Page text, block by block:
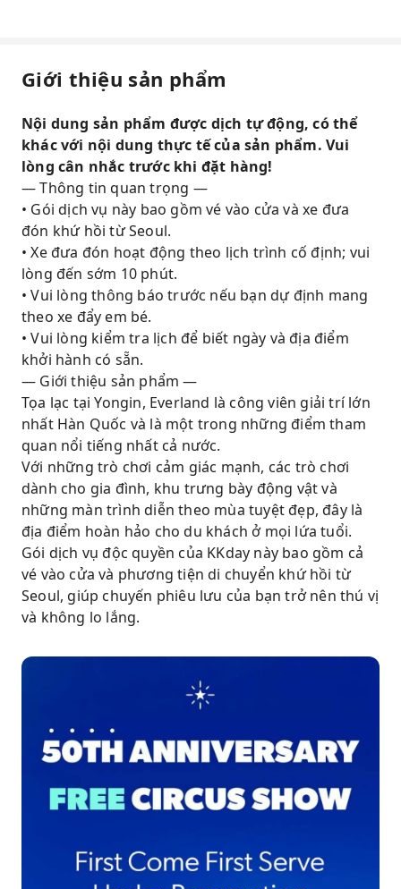
Giới thiệu sản phẩm
Nội dung sản phẩm được dịch tự động, có thể
khác với nội dung thực tế của sản phẩm. Vui
lòng cân nhắc trước khi đặt hàng!
— Thông tin quan trọng —
• Gói dịch vụ này bao gồm vé vào cửa và xe đưa
đón khứ hồi từ Seoul.
• Xe đưa đón hoạt động theo lịch trình cố định; vui
lòng đến sớm 10 phút.
• Vui lòng thông báo trước nếu bạn dự định mang
theo xe đẩy em bé.
• Vui lòng kiểm tra lịch để biết ngày và địa điểm
khởi hành có sẵn.
— Giới thiệu sản phẩm —
Tọa lạc tại Yongin, Everland là công viên giải trí lớn
nhất Hàn Quốc và là một trong những điểm tham
quan nổi tiếng nhất cả nước.
Với những trò chơi cảm giác mạnh, các trò chơi
dành cho gia đình, khu trưng bày động vật và
những màn trình diễn theo mùa tuyệt đẹp, đây là
địa điểm hoàn hảo cho du khách ở mọi lứa tuổi.
Gói dịch vụ độc quyền của KKday này bao gồm cả
vé vào cửa và phương tiện di chuyển khứ hồi từ
Seoul, giúp chuyến phiêu lưu của bạn trở nên thú vị
và không lo lắng.